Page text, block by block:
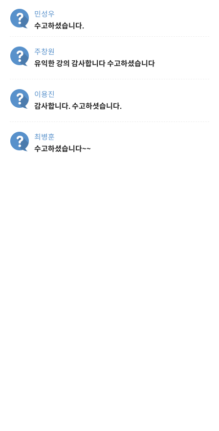
민성우
수고하셨습니다.
주창원
유익한 강의 감사합니다 수고하셨습니다
이용진
감사합니다. 수고하셧습니다.
최병훈
수고하셨습니다~~